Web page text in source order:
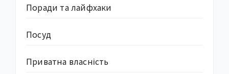
Поради та лайфхаки
Посуд
Приватна власність